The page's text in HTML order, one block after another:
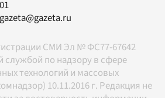
gazeta@gazeta.ru
СМИ Эл № ФС77-67642
службой по надзору в сфере
технологий и массовых
10.11.2016 г. Редакция не